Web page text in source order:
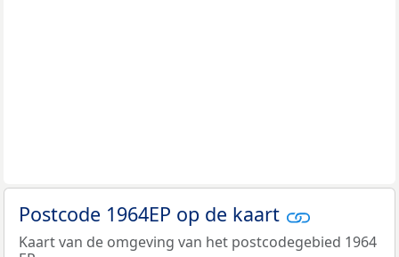
Postcode 1964EP op de kaart
Kaart van de omgeving van het postcodegebied 1964